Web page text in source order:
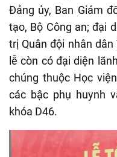
Đảng ủy, Ban Giám
tạo, Bộ Công an; đại
trị Quân đội nhân
lễ còn có đại diện
chúng thuộc Học
các bậc phụ huynh
khóa D46.